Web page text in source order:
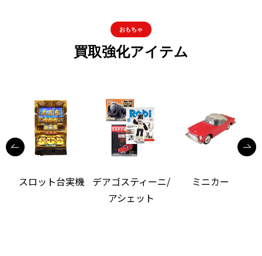
おもちゃ
買取強化アイテム
スロット台実機
デアゴスティーニ/
アシェット
ミニカー